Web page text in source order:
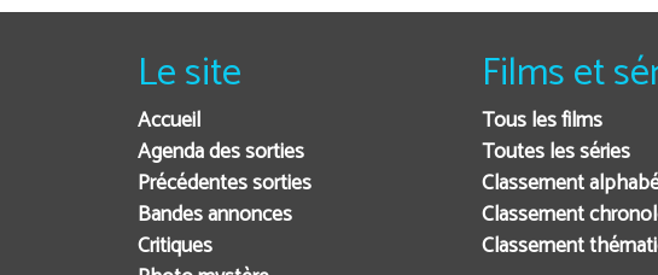
Le site
Accueil
Agenda des sorties
Précédentes sorties
Bandes annonces
Critiques
Films et
Tous les films
Toutes les séries
Classement
Classement
Classement